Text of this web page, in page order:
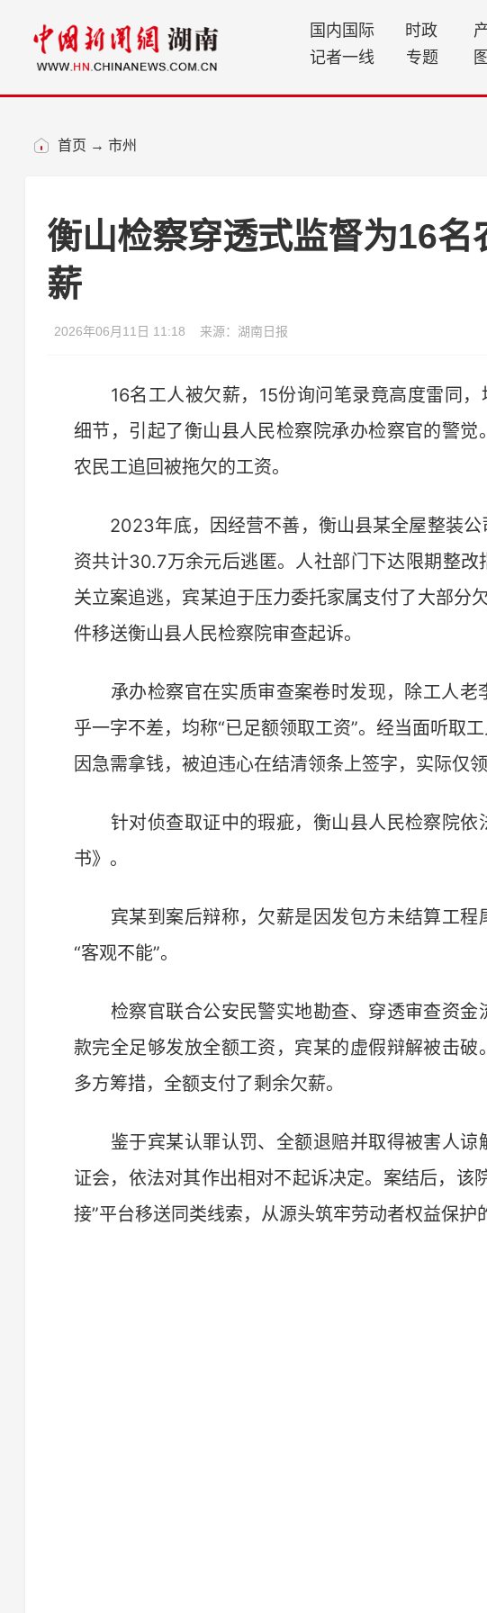
国内国际 时政
记者一线
专题
首页 → 市州
衡山检察穿透式监督为16名
薪
2026年06月11日 11:18 来源：湖南日报
16名工人被欠薪，15份询问笔录竟高度雷同，
细节，引起了衡山县人民检察院承办检察官的警
农民工追回被拖欠的工资。
2023年底，因经营不善，衡山县某全屋整装公
资共计30.7万余元后逃匿。人社部门下达限期整
关立案追逃，宾某迫于压力委托家属支付了大部分
件移送衡山县人民检察院审查起诉。
承办检察官在实质审查案卷时发现，除工人老
乎一字不差，均称“已足额领取工资”。经当面听取
因急需拿钱，被迫违心在结清领条上签字，实际仅
针对侦查取证中的瑕疵，衡山县人民检察院依
书》。
宾某到案后辩称，欠薪是因发包方未结算工程
“客观不能”。
检察官联合公安民警实地勘查、穿透审查资金
款完全足够发放全额工资，宾某的虚假辩解被击
多方筹措，全额支付了剩余欠薪。
鉴于宾某认罪认罚、全额退赔并取得被害人谅
证会，依法对其作出相对不起诉决定。案结后，该
接”平台移送同类线索，从源头筑牢劳动者权益保护